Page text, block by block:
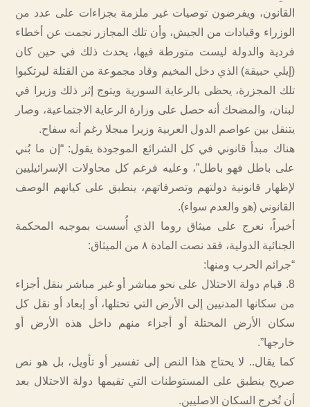
القانون، ويفرضون توصيات غير ملزمة بجزاءات على عدد من
الوزراء وقيادات من الجيش، وأن تلك المجازر نجمت عن أخطاء
فردية والدولة ليست متورطة فيها، يحدث ذلك في حين كان
(إيلي حبيقة) الذي دخل المخيم وقاد مجموعة من القتلة ليرتكبوا
تلك المجزرة، يحظى بالرعاية السورية ويتوج إثر ذلك وزيرا في
لبنان، والمضحك أنه حصل على وزارة الرعاية الاجتماعية، وصار
يتنقل بين عواصم الدول العربية وزيرا مبجلا رغم أنه سفاح.
هناك مبدأ قانوني في كل الشرائع الموجودة يقول: “إن ما بُني
على باطل فهو باطل”، وعليه فرغم كل محاولات الإسرائيليين
لإظهار قانونية دولتهم وتصرفاتهم، ينطبق على كيانهم الوصف
القانوني (هو والعدم سواء).
أخيراً، نعرج على ميثاق روما الذي أُسست بموجبه المحكمة
الجنائية الدولية، فقد نصت المادة ٨ من الميثاق:
“جرائم الحرب ومنها:
8. قيام دولة الاحتلال على نحو مباشر أو غير مباشر بنقل أجزاء
من سكانها المدنيين إلى الأرض التي تحتلها، أو إبعاد أو نقل كل
سكان الأرض المحتلة أو أجزاء منهم داخل هذه الأرض أو
خارجها”.
كما يقال.. لا يحتاج هذا النص إلى تفسير أو تأويل، بل هو نص
صريح ينطبق على المستوطنات التي تقيمها دولة الاحتلال بعد
أن تُخرج السكان الاصليين.